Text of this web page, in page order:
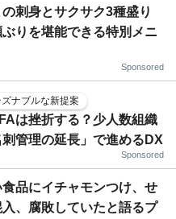
刺身とサクサク3種盛り
りを堪能できる特別メニ
Sponsored
ナブルな新提案
は挫折する？少人数組織
管理の延長」で進めるDX
Sponsored
食品にイチャモンつけ、せ
、腐敗していたと語るプ